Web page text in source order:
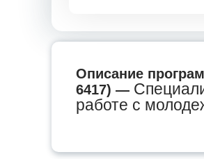
Описание
6417) —
работе с